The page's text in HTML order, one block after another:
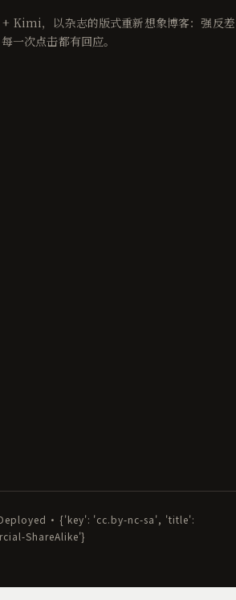
Kimi，以杂志的版式重新想象博客：强反差
一次点击都有回应。
· {'key': 'cc.by-nc-sa', 'title':
ShareAlike'}